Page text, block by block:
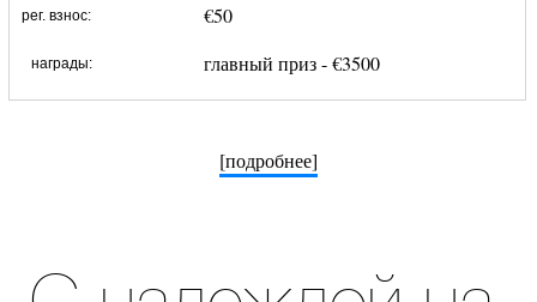
рег. взнос: €50
награды: главный приз - €3500
[подробнее]